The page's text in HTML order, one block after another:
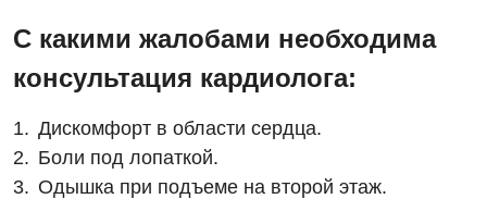
Рентгенография
УЗИ
Эндоскопическое отделение
Для взрослых
Отделение неотложных состояний
Офтальмологическое отделение
Педиатрическое отделение
Скорая медицинская помощь
Украинский
Русский
С какими жалобами необходима
консультация кардиолога:
Дискомфорт в области сердца.
Боли под лопаткой.
Одышка при подъеме на второй этаж.